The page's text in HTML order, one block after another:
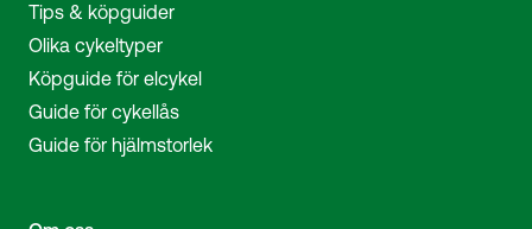
Tips & köpguider
Olika cykeltyper
Köpguide för elcykel
Guide för cykellås
Guide för hjälmstorlek